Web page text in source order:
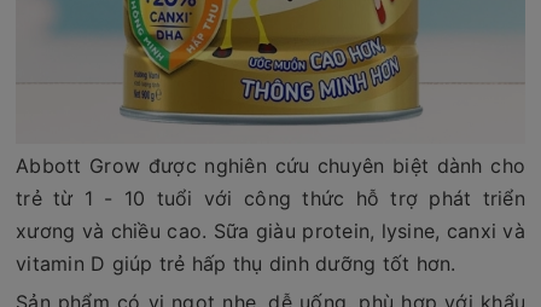
Abbott Grow được nghiên cứu chuyên biệt dành cho
trẻ từ 1 - 10 tuổi với công thức hỗ trợ phát triển
xương và chiều cao. Sữa giàu protein, lysine, canxi và
vitamin D giúp trẻ hấp thụ dinh dưỡng tốt hơn.
Sản phẩm có vị ngọt nhẹ, dễ uống, phù hợp với khẩu